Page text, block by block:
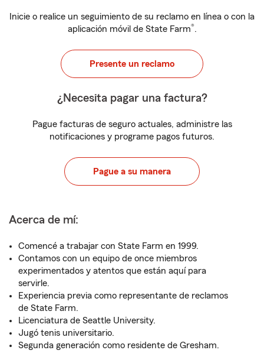
Inicie o realice un seguimiento de su reclamo en línea o con la
aplicación móvil de State Farm®.
Presente un reclamo
¿Necesita pagar una factura?
Pague facturas de seguro actuales, administre las
notificaciones y programe pagos futuros.
Pague a su manera
Acerca de mí:
Comencé a trabajar con State Farm en 1999.
Contamos con un equipo de once miembros
experimentados y atentos que están aquí para
servirle.
Experiencia previa como representante de reclamos
de State Farm.
Licenciatura de Seattle University.
Jugó tenis universitario.
Segunda generación como residente de Gresham.